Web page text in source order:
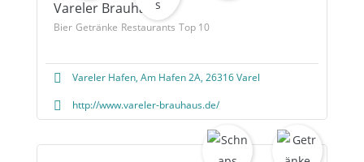
Vareler Brauhaus
Bier Getränke Restaurants Top 10
Vareler Hafen, Am Hafen 2A, 26316 Varel
http://www.vareler-brauhaus.de/